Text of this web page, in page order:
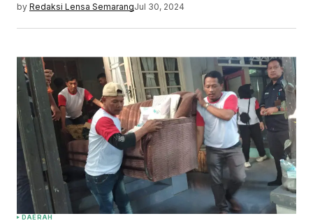
by Redaksi Lensa SemarangJul 30, 2024
DAERAH